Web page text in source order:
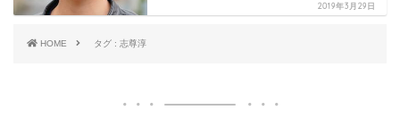
2019年3月29日
HOME タグ : 志尊淳